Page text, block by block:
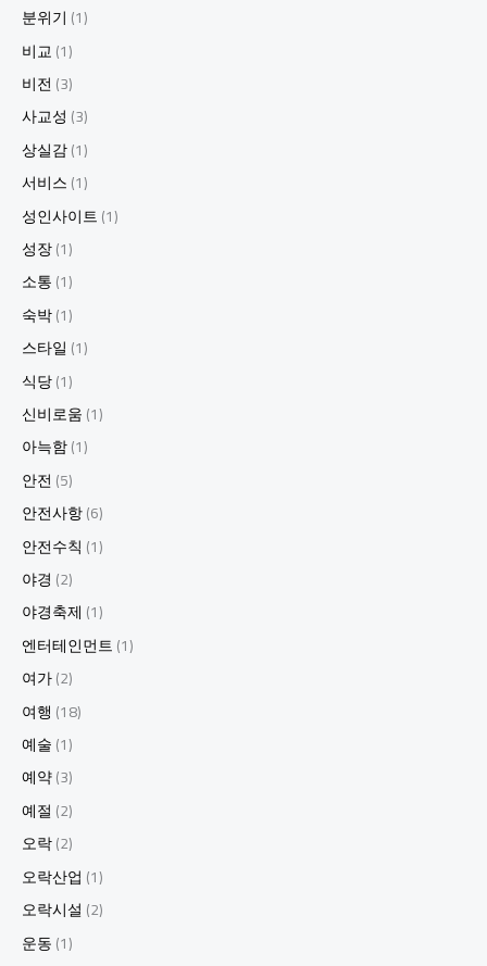
분위기 (1)
비교(1)
비전(3)
사교성 (3)
상실감(1)
서비스(1)
성인사이트(1)
성장(1)
소통(1)
숙박(1)
스타일(1)
식당(1)
신비로움(1)
아늑함(1)
안전(5)
안전사항(6)
안전수칙 (1)
야경 (2)
야경축제 (1)
엔터테인먼트(1)
여가(2)
여행 (18)
예술(1)
예약(3)
예절(2)
오락(2)
오락산업 (1)
오락시설(2)
운동(1)